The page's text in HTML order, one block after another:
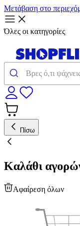
Μετάβαση στο
Όλες οι κατηγορίες
Πίσω
Καλάθι
Αφαίρεση όλων